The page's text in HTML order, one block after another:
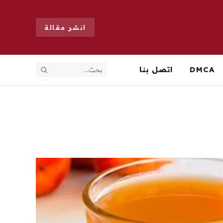
انشر مقالة
DMCA اتصل بنا